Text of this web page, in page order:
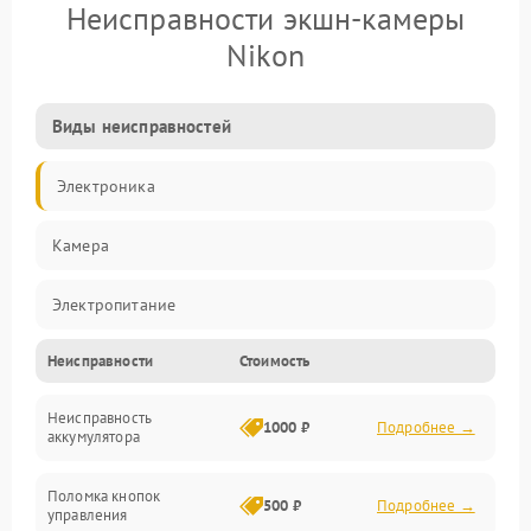
Неисправности экшн-камеры
Nikon
Виды неисправностей
Электроника
Камера
Электропитание
Память/Носитель
Хранение данных
Неисправности Стоимость
Неисправность
аккумулятора
1000 ₽ Подробнее →
Поломка кнопок
управления
500 ₽ Подробнее →